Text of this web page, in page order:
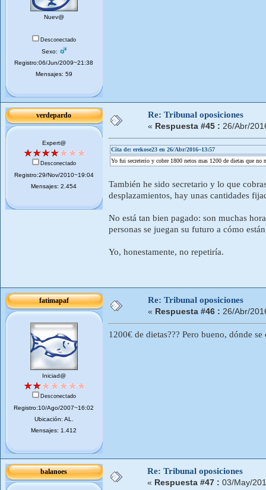
Nuev@
Desconectado
Sexo:
Registro:06/Jun/2009~21:38
Mensajes: 59
verdepardo
Expert@
Desconectado
Registro:29/Nov/2010~19:04
Mensajes: 2.454
Re: Tribunal oposiciones
« Respuesta #45 : 26/Abr/
Cita de: erekose23 en 26/Abr/2016~13:57
Yo fui secreterio y cobre 1800 netos mas 1200 de dietas que no
También he sido secretario y lo que
desplazamientos, hay unas cantidades
No está tan bien pagado: son muchas
personas se juegan su futuro a cómo
Yo, honestamente, no repetiría.
fatimapaf
Iniciad@
Desconectado
Registro:10/Ago/2007~16:02
Ubicación: AL.
Mensajes: 1.412
Re: Tribunal oposiciones
« Respuesta #46 : 26/Abr/
1200€ de dietas??? Pero bueno, dónde
balanoes Re: Tribunal oposiciones
« Respuesta #47 : 03/May/